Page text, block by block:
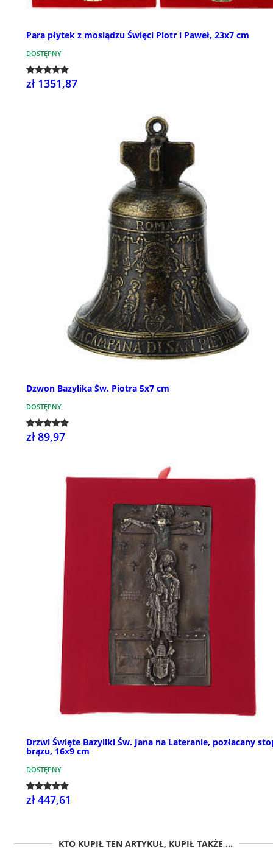
Para płytek z mosiądzu Święci Piotr i Paweł, 23x7 cm
DOSTĘPNY
zł 1351,87
Dzwon Bazylika Św. Piotra 5x7 cm
DOSTĘPNY
zł 89,97
Drzwi Święte Bazyliki Św. Jana na Lateranie, pozłacany
brązu, 16x9 cm
DOSTĘPNY
zł 447,61
KTO KUPIŁ TEN ARTYKUŁ, KUPIŁ TAKŻE ...